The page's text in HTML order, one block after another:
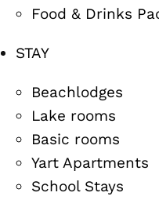
Food & Drinks
STAY
Beachlodges
Lake rooms
Basic rooms
Yart Apartments
School Stays